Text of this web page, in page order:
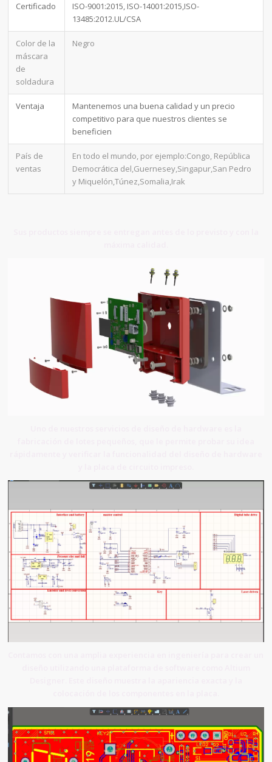
Certificado
ISO-9001:2015, ISO-14001:2015,ISO-
13485:2012.UL/CSA
Color de la
máscara
de
soldadura
Negro
Ventaja
Mantenemos una buena calidad y un precio
competitivo para que nuestros clientes se
beneficien
País de
ventas
En todo el mundo, por ejemplo:Congo, República
Democrática del,Guernesey,Singapur,San Pedro
y Miquelón,Túnez,Somalia,Irak